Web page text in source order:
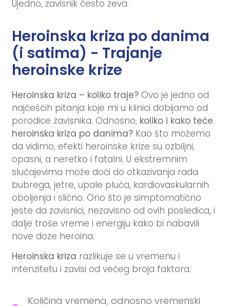
Ujedno, zavisnik često zeva.
Heroinska kriza po danima
(i satima) - Trajanje
heroinske krize
Heroinska kriza – koliko traje? Ovo je jedno od
najčešćih pitanja koje mi u klinici dobijamo od
porodice zavisnika. Odnosno, koliko i kako teče
heroinska kriza po danima? Kao što možemo
da vidimo, efekti heroinske krize su ozbiljni,
opasni, a neretko i fatalni. U ekstremnim
slučajevima može doći do otkazivanja rada
bubrega, jetre, upale pluća, kardiovaskularnih
oboljenja i slično. Ono što je simptomatično
jeste da zavisnici, nezavisno od ovih posledica, i
dalje troše vreme i energiju kako bi nabavili
nove doze heroina.
Heroinska kriza razlikuje se u vremenu i
intenzitetu i zavisi od većeg broja faktora.
Količina vremena, odnosno vremenski